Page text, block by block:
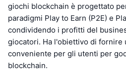
giochi blockchain è progettato
paradigmi Play to Earn (P2E) e
condividendo i profitti del
giocatori. Ha l'obiettivo di fornire
conveniente per gli utenti per
blockchain.